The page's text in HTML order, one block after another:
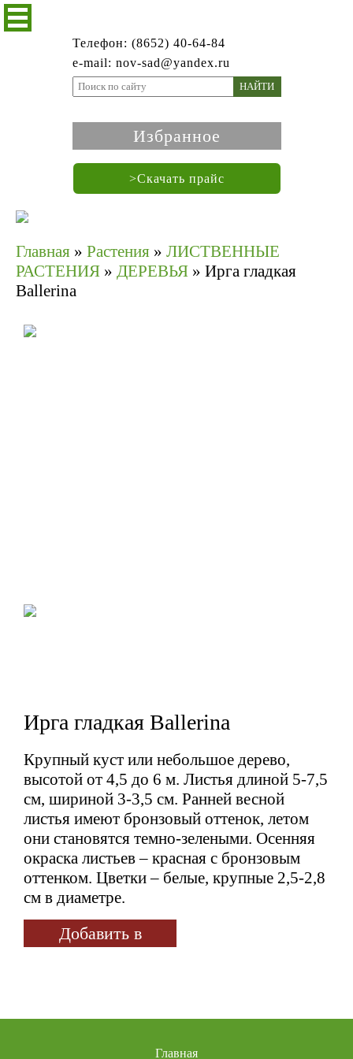
Телефон: (8652) 40-64-84
e-mail: nov-sad@yandex.ru
НАЙТИ
Избранное
>Скачать прайс
Главная » Растения » ЛИСТВЕННЫЕ
РАСТЕНИЯ » ДЕРЕВЬЯ » Ирга гладкая
Ballerina
Ирга гладкая Ballerina
Крупный куст или небольшое дерево,
высотой от 4,5 до 6 м. Листья длиной 5-7,5
см, шириной 3-3,5 см. Ранней весной
листья имеют бронзовый оттенок, летом
они становятся темно-зелеными. Осенняя
окраска листьев – красная с бронзовым
оттенком. Цветки – белые, крупные 2,5-2,8
см в диаметре.
Добавить в
Главная